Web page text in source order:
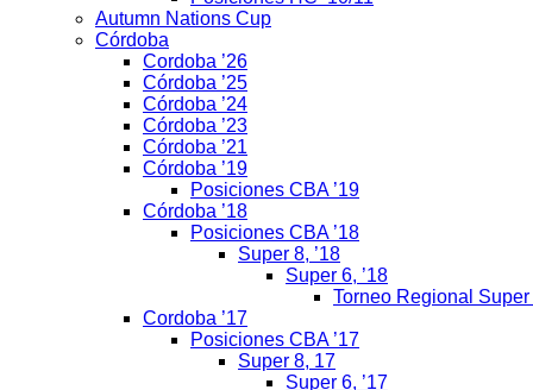
Autumn Nations Cup
Córdoba
Cordoba ’26
Córdoba ’25
Córdoba ’24
Córdoba ’23
Córdoba ’21
Córdoba ’19
Posiciones CBA ’19
Córdoba ’18
Posiciones CBA ’18
Super 8, ’18
Super 6, ’18
Torneo Regional
Cordoba ’17
Posiciones CBA ’17
Super 8, 17
Super 6, ’17